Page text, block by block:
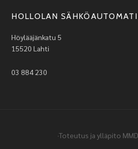
HOLLOLAN
Höylääjänkatu 5
15520 Lahti
03 884 230
·Toteutus ja ylläpito